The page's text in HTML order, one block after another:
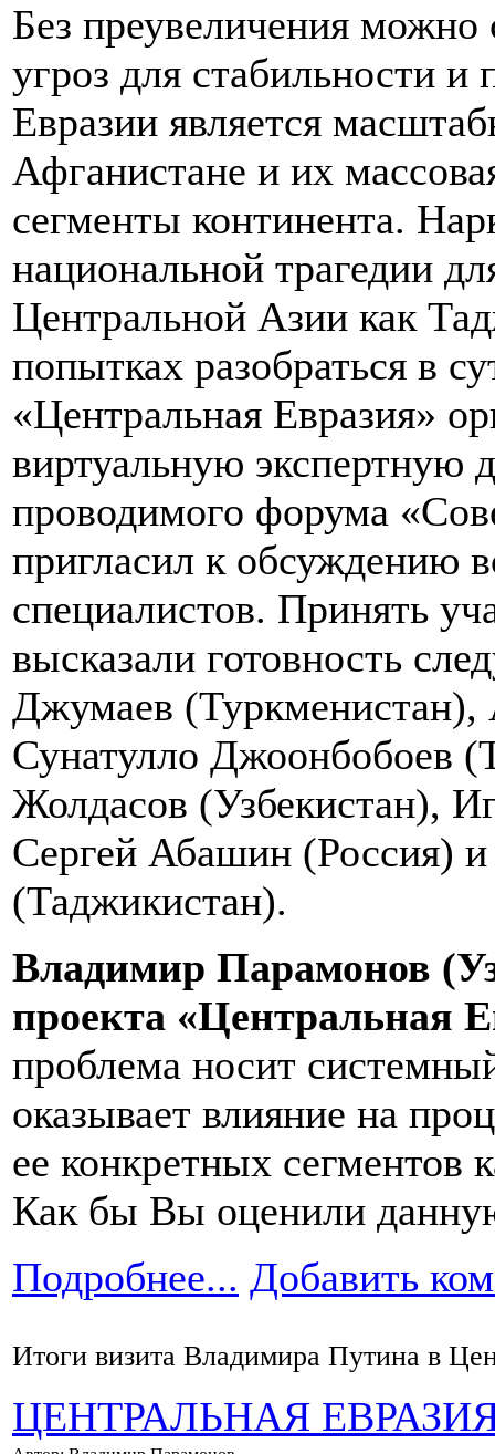
Без преувеличения можно
угроз для стабильности и
Евразии является
Афганистане и их
сегменты континента.
национальной трагедии
Центральной Азии как
попытках разобраться в
«Центральная Евразия»
виртуальную экспертную
проводимого форума
пригласил к обсуждению
специалистов. Принять
высказали готовность
Джумаев (Туркменистан),
Сунатулло Джоонбобоев
Жолдасов (Узбекистан),
Сергей Абашин (Россия)
(Таджикистан).
Владимир Парамонов
проекта «Центральная
проблема носит
оказывает влияние на
ее конкретных сегментов
Как бы Вы оценили
Подробнее... Добавить
Итоги визита Владимира Путина в
ЦЕНТРАЛЬНАЯ